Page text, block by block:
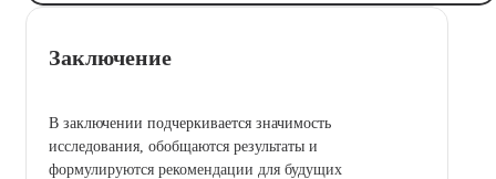
Заключение
В заключении подчеркивается значимость
исследования, обобщаются результаты и
формулируются рекомендации для будущих